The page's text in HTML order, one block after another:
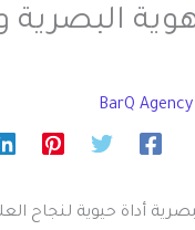
البصرية
BarQ
أداة حيوية لنجاح